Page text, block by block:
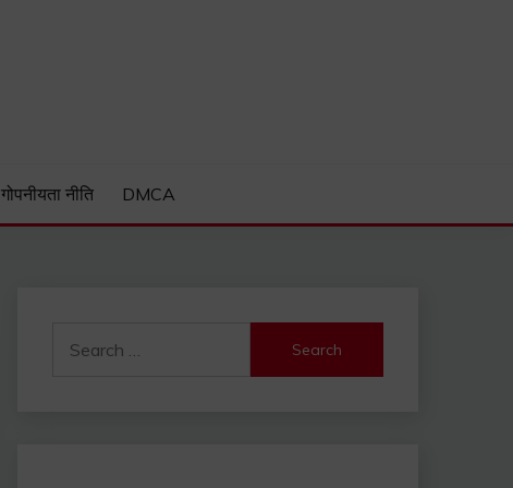
गोपनीयता नीति DMCA
for: